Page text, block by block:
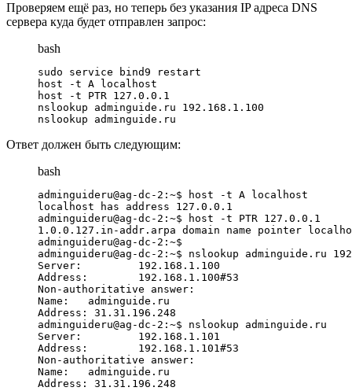
Проверяем ещё раз, но теперь без указания IP адреса DNS
сервера куда будет отправлен запрос:
bash
sudo service bind9 restart
host -t A localhost
host -t PTR 127.0.0.1
nslookup adminguide.ru 192.168.1.100
nslookup adminguide.ru
Ответ должен быть следующим:
bash
adminguideru@ag-dc-2:~$ host -t A localhost
localhost has address 127.0.0.1
adminguideru@ag-dc-2:~$ host -t PTR 127.0.0.1
1.0.0.127.in-addr.arpa domain name pointer
adminguideru@ag-dc-2:~$
adminguideru@ag-dc-2:~$ nslookup adminguide.ru
Server:         192.168.1.100
Address:        192.168.1.100#53
Non-authoritative answer:
Name:   adminguide.ru
Address: 31.31.196.248
adminguideru@ag-dc-2:~$ nslookup adminguide.ru
Server:         192.168.1.101
Address:        192.168.1.101#53
Non-authoritative answer:
Name:   adminguide.ru
Address: 31.31.196.248